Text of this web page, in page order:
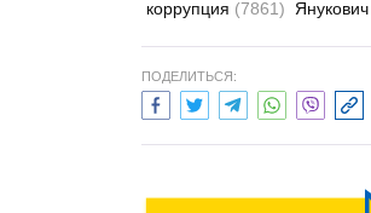
коррупция (7861)
ПОДЕЛИТЬСЯ: